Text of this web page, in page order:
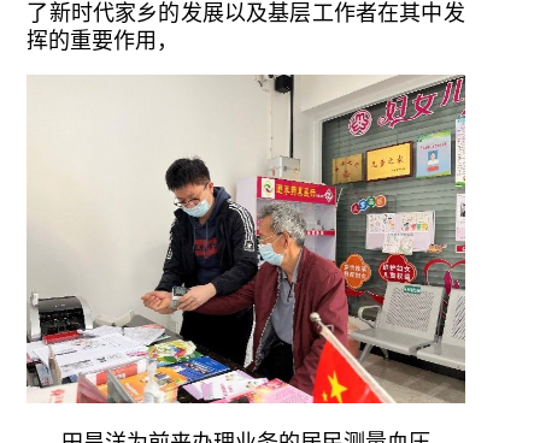
了新时代家乡的发展以及基层工作者在其中发
挥的重要作用，